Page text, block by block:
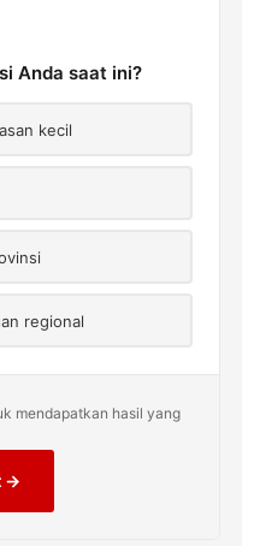
Anda saat ini?
kecil
regional
mendapatkan hasil yang
→